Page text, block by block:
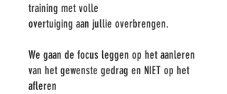
training met volle
overtuiging aan jullie overbrengen.
We gaan de focus leggen op het aanleren
van het gewenste gedrag en NIET op het
afleren